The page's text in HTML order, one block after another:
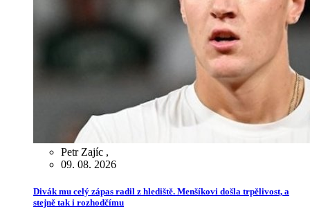
Petr Zajíc ,
09. 08. 2026
Divák mu celý zápas radil z hlediště. Menšíkovi došla trpělivost, a
stejně tak i rozhodčímu